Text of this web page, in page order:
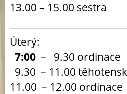
13.00 – 15.00 sestra
Úterý:
7:00 – 9.30 ordinace
9.30 – 11.00
11.00 – 12.00 ordinace